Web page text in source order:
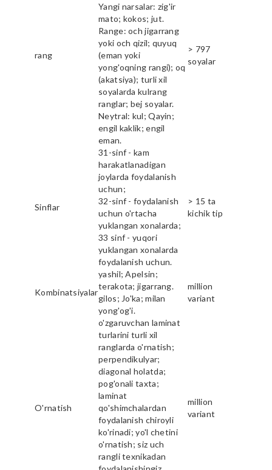
rang
Yangi narsalar: zig'ir
mato; kokos; jut.
Range: och jigarrang
yoki och qizil; quyuq
(eman yoki
yong'oqning rangi); oq
(akatsiya); turli xil
soyalarda kulrang
ranglar; bej soyalar.
Neytral: kul; Qayin;
engil kaklik; engil
eman.
> 797
soyalar
Sinflar
31-sinf - kam
harakatlanadigan
joylarda foydalanish
uchun;
32-sinf - foydalanish
uchun o'rtacha
yuklangan xonalarda;
33 sinf - yuqori
yuklangan xonalarda
foydalanish uchun.
> 15 ta
kichik tip
Kombinatsiyalar
yashil; Apelsin;
terakota; jigarrang.
gilos; Jo'ka; milan
yong'og'i.
million
variant
O'rnatish
o'zgaruvchan laminat
turlarini turli xil
ranglarda o'rnatish;
perpendikulyar;
diagonal holatda;
pog'onali taxta;
laminat
qo'shimchalardan
foydalanish chiroyli
ko'rinadi; yo'l chetini
o'rnatish; siz uch
rangli texnikadan
million
variant